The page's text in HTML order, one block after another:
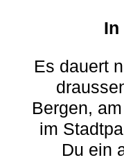
In
Es dauert
Bergen,
im
Du ein